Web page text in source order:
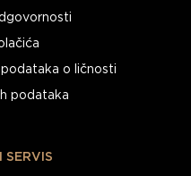
o ličnosti
podataka
SERVIS